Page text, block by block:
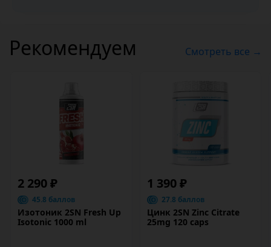
Рекомендуем Смотреть все →
2 290 ₽
45.8 баллов
Изотоник 2SN Fresh Up
Isotonic 1000 ml
1 390 ₽
27.8 баллов
Цинк 2SN Zinc Citrate
25mg 120 caps